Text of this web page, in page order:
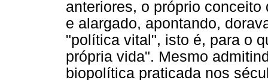
anteriores, o próprio
e alargado, apontando,
"política vital", isto é, para o
própria vida". Mesmo
biopolítica praticada nos